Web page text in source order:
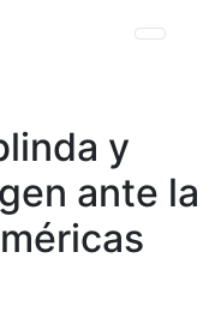
y
ante la